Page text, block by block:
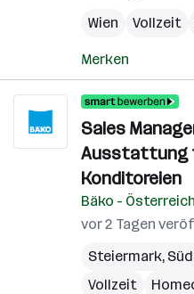
Wien
Vollzeit
Merken
Sales
Ausstattung
Konditoreien
Bäko -
vor 2 Tagen
Steiermark,
Vollzeit